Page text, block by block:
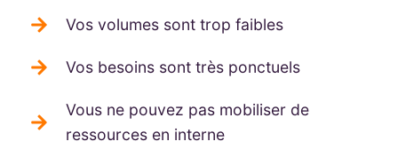
Vos volumes sont trop faibles
Vos besoins sont très ponctuels
Vous ne pouvez pas mobiliser de
ressources en interne